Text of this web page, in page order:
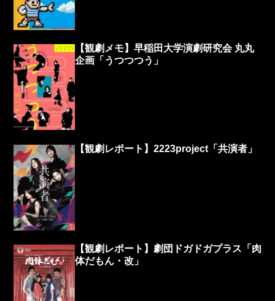
【観劇メモ】早稲田大学演劇研究会 丸丸
企画「うつつつう」
【観劇レポート】2223project「共演者」
【観劇レポート】劇団ドガドガプラス「肉
体だもん・改」